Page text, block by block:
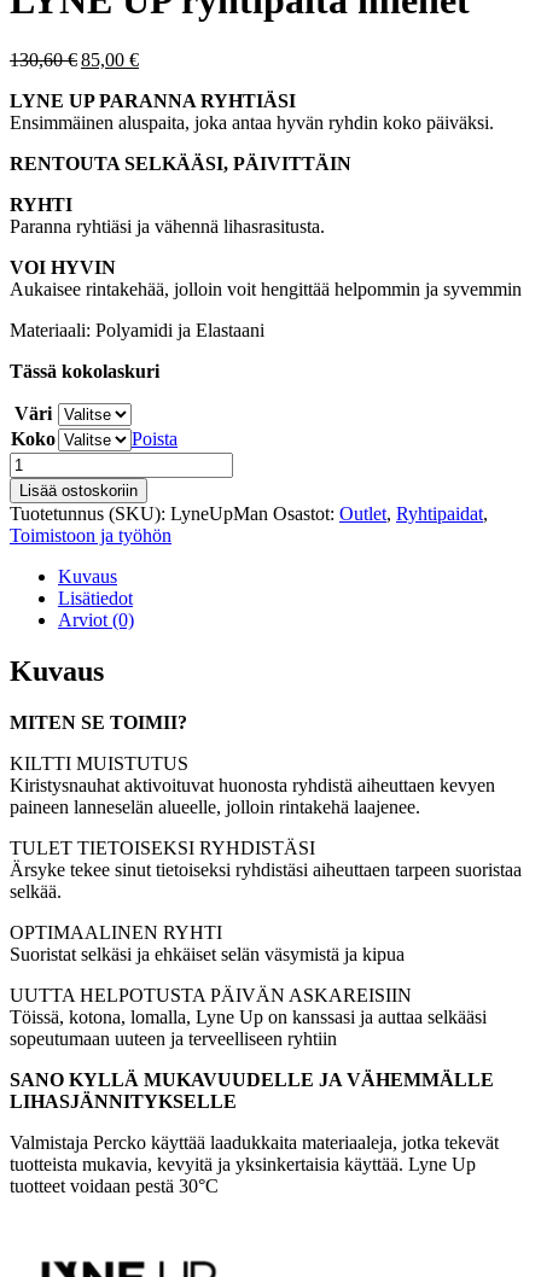
130,60€Alkuperäinen
oli:
130,60 €.
85,00 €Nykyinen
on:
85,00 €.
LYNE UP PARANNA RYHTIÄSI
Ensimmäinen aluspaita, joka antaa hyvän ryhdin koko päiväksi.
RENTOUTA SELKÄÄSI, PÄIVITTÄIN
RYHTI
Paranna ryhtiäsi ja vähennä lihasrasitusta.
VOI HYVIN
Aukaisee rintakehää, jolloin voit hengittää helpommin ja syvemmin
Materiaali: Polyamidi ja Elastaani
Tässä kokolaskuri
Väri
Koko
Poista
LYNE
UP
ryhtipaita
miehet
määrä
Lisää ostoskoriin
Tuotetunnus (SKU): LyneUpMan Osastot: Outlet, Ryhtipaidat,
Toimistoon ja työhön
Kuvaus
Lisätiedot
Arviot (0)
Kuvaus
MITEN SE TOIMII?
KILTTI MUISTUTUS
Kiristysnauhat aktivoituvat huonosta ryhdistä aiheuttaen kevyen
paineen lanneselän alueelle, jolloin rintakehä laajenee.
TULET TIETOISEKSI RYHDISTÄSI
Ärsyke tekee sinut tietoiseksi ryhdistäsi aiheuttaen tarpeen suoristaa
selkää.
OPTIMAALINEN RYHTI
Suoristat selkäsi ja ehkäiset selän väsymistä ja kipua
UUTTA HELPOTUSTA PÄIVÄN ASKAREISIIN
Töissä, kotona, lomalla, Lyne Up on kanssasi ja auttaa selkääsi
sopeutumaan uuteen ja terveelliseen ryhtiin
SANO KYLLÄ MUKAVUUDELLE JA VÄHEMMÄLLE
LIHASJÄNNITYKSELLE
Valmistaja Percko käyttää laadukkaita materiaaleja, jotka tekevät
tuotteista mukavia, kevyitä ja yksinkertaisia käyttää. Lyne Up
tuotteet voidaan pestä 30°C